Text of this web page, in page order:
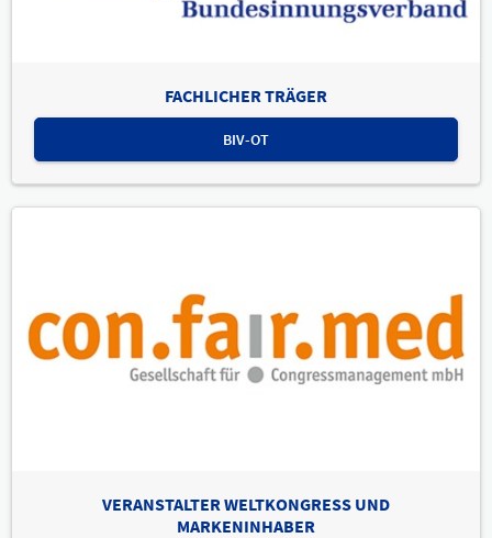
FACHLICHER TRÄGER
BIV-OT
VERANSTALTER WELTKONGRESS UND
MARKENINHABER